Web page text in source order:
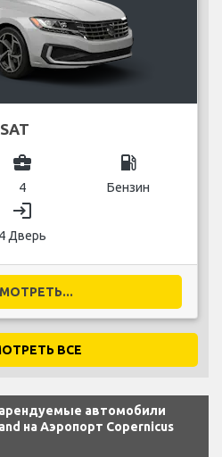
business_center
4
local_gas_station
Бензин
login
4 Дверь
ВСЕ
автомобили
на Аэропорт Copernicus